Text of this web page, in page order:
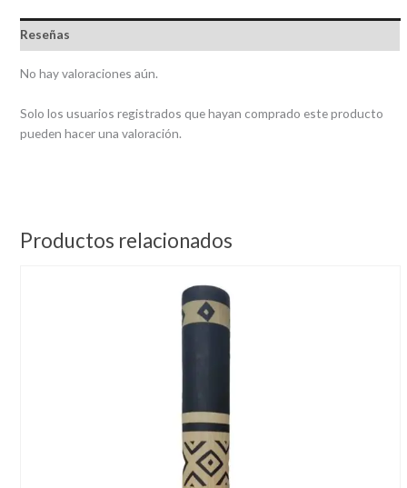
Reseñas
No hay valoraciones aún.
Solo los usuarios registrados que hayan comprado este producto
pueden hacer una valoración.
Productos relacionados